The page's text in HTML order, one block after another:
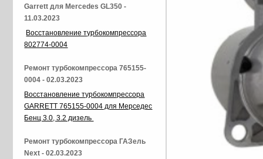
Garrett для Mercedes GL350 -
11.03.2023
Восстановление турбокомпрессора
802774-0004
Ремонт турбокомпрессора 765155-
0004 - 02.03.2023
Восстановление турбокомпрессора
GARRETT 765155-0004 для Мерседес
Бенц 3.0, 3.2 дизель
Ремонт турбокомпрессора ГАЗель
Next - 02.03.2023